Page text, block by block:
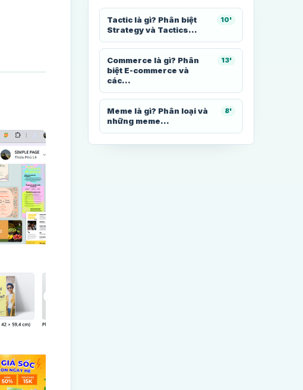
Tactic là gì? Phân biệt
Strategy và Tactics...
10'
Commerce là gì? Phân
biệt E-commerce và
các...
13'
Meme là gì? Phân loại và
những meme...
8'